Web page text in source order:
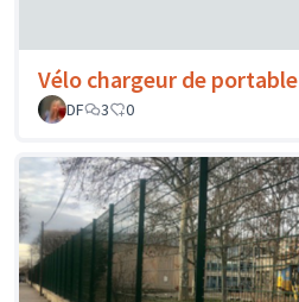
Vélo chargeur de portable
DF
3 0